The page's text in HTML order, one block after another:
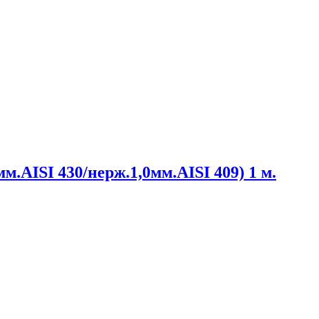
430/нерж.1,0мм.AISI 409) 1 м.